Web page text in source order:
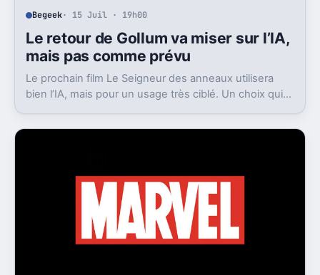
Begeek· 15 Juil · 19h00
Le retour de Gollum va miser sur l’IA,
mais pas comme prévu
Le prochain film Le Seigneur des anneaux utilisera
bien l’IA, mais pour un usage très ciblé. Un choix qui